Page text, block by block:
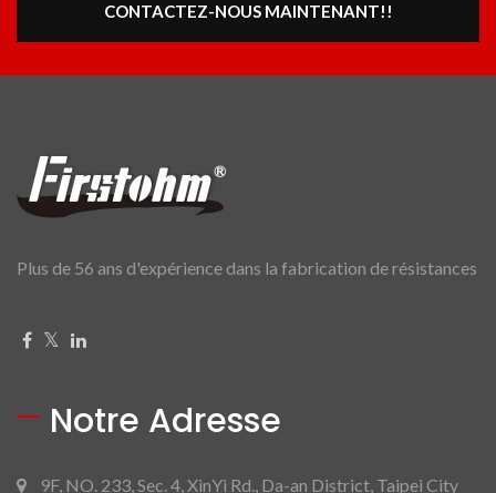
CONTACTEZ-NOUS MAINTENANT!!
Plus de 56 ans d'expérience dans la fabrication de résistances
Notre Adresse
9F, NO. 233, Sec. 4, XinYi Rd., Da-an District, Taipei City